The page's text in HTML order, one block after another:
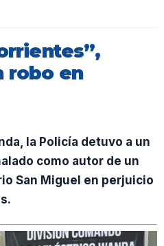
robo en
la Policía detuvo a un
como autor de un
San Miguel en perjuicio